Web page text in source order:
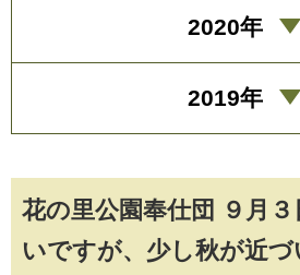
花の里公園奉仕団 ９月
いですが、少し秋が近づ
2020年
2019年